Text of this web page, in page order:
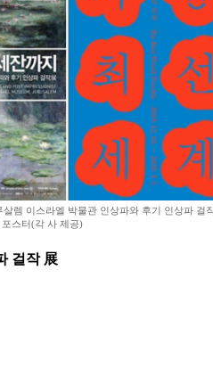
렘 이스라엘 박물관 인상파와 후기 인상파 걸
포스터(각 사 제공)
걸작 展